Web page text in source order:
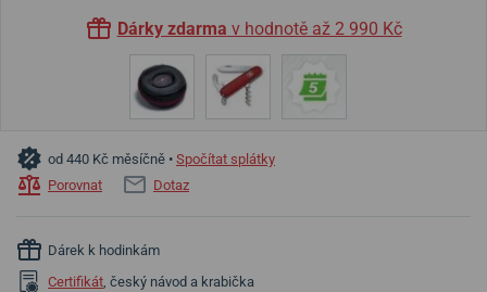
Dárky zdarma v hodnotě až 2 990 Kč
od 440 Kč měsíčně • Spočítat splátky
Porovnat
Dotaz
Dárek k hodinkám
Certifikát, český návod a krabička